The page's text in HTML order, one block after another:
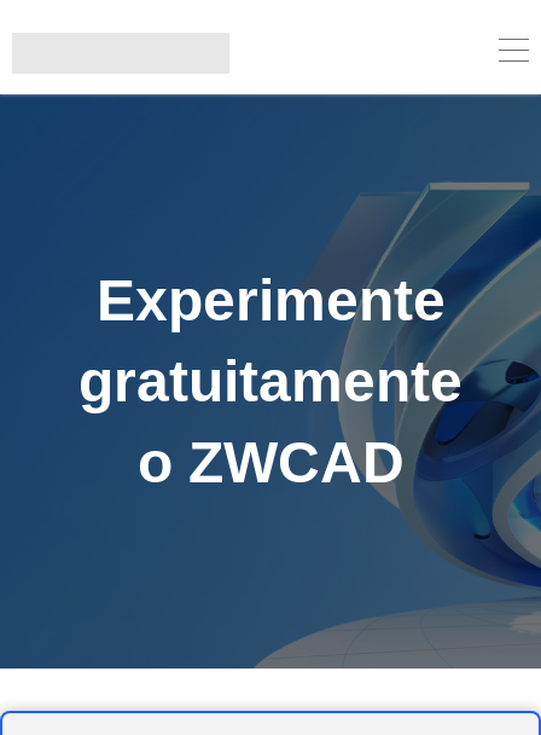
Experimente
gratuitamente
o ZWCAD